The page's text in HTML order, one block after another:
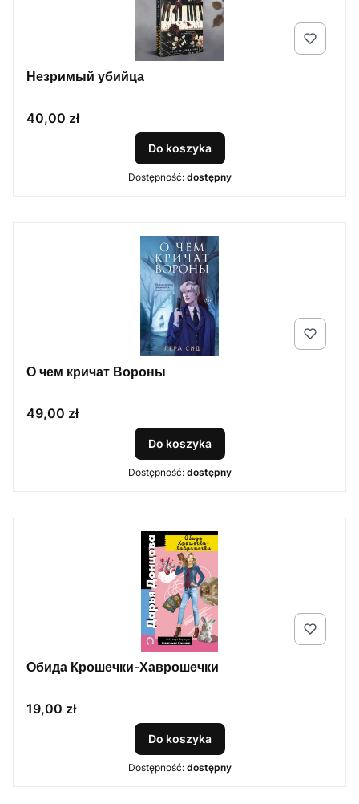
Незримый убийца
Cena
40,00 zł
Do koszyka
Dostępność: dostępny
О чем кричат Вороны
Cena
49,00 zł
Do koszyka
Dostępność: dostępny
Обида Крошечки-Хаврошечки
Cena
19,00 zł
Do koszyka
Dostępność: dostępny